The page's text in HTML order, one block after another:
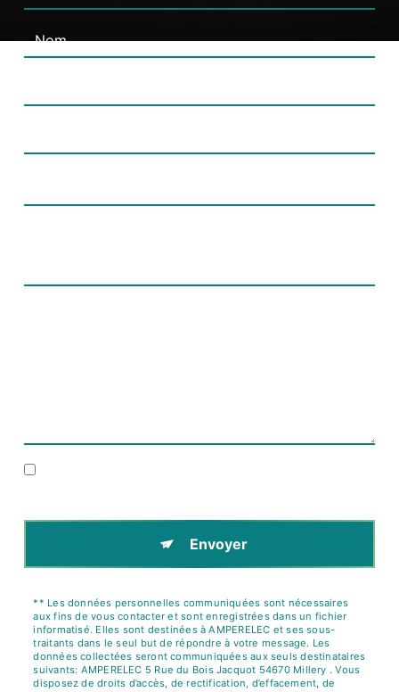
Envoyer
** Les données personnelles communiquées sont nécessaires
aux fins de vous contacter et sont enregistrées dans un fichier
informatisé. Elles sont destinées à AMPERELEC et ses sous-
traitants dans le seul but de répondre à votre message. Les
données collectées seront communiquées aux seuls destinataires
suivants: AMPERELEC 5 Rue du Bois Jacquot 54670 Millery . Vous
disposez de droits d’accès, de rectification, d’effacement, de